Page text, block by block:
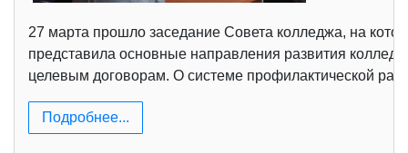
27 марта прошло заседание Совета колледжа, на
представила основные направления развития
целевым договорам. О системе профилактической
Подробнее...